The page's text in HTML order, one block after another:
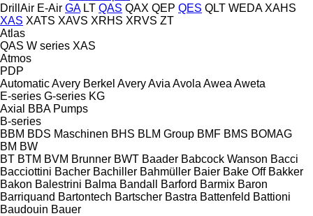
DrillAir E-Air GA LT QAS QAX QEP QES QLT WEDA XAHS
XAS XATS XAVS XRHS XRVS ZT
Atlas
QAS W series XAS
Atmos
PDP
AutomaticAvery Berkel AveryAvia Avola Awea Aweta
E-series G-series KG
Axial
BBA Pumps
B-series
BBM BDS Maschinen BHS BLM Group BMF BMS BOMAG
BM BW
BT BTM BVM Brunner BWT Baader Babcock Wanson Bacci
Bacciottini Bacher Bachiller Bahmüller Baier Bake Off Bakker
Bakon Balestrini Balma Bandall Barford Barmix Baron
Barriquand Bartontech Bartscher Bastra Battenfeld Battioni
Baudouin Bauer